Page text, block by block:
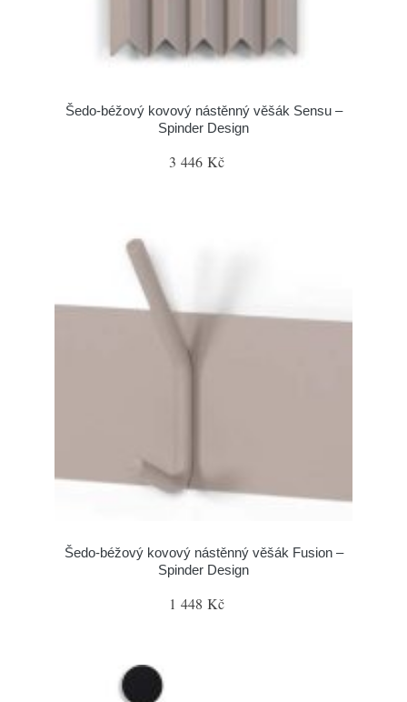
Šedo-béžový kovový nástěnný věšák Sensu –
Spinder Design
3 446 Kč
Šedo-béžový kovový nástěnný věšák Fusion –
Spinder Design
1 448 Kč